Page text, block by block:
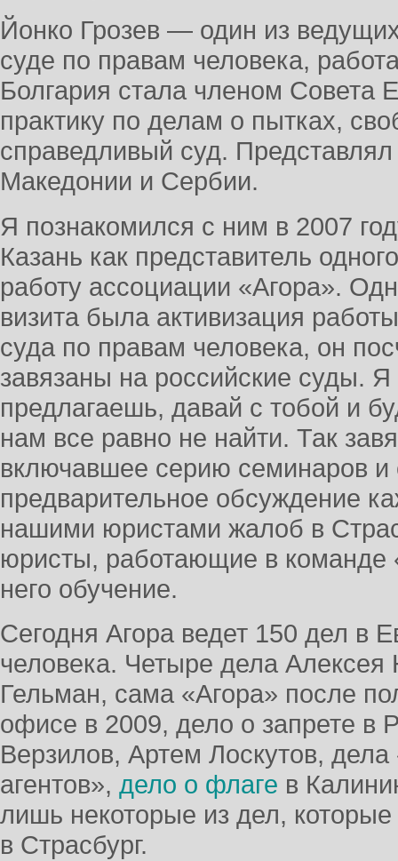
Йонко Грозев — один из
суде по правам человека,
Болгария стала членом Совета
практику по делам о пытках,
справедливый суд.
Македонии и Сербии.
Я познакомился с ним в 2007
Казань как представитель
работу ассоциации «Агора».
визита была активизация
суда по правам человека, он
завязаны на российские суды.
предлагаешь, давай с тобой и
нам все равно не найти. Так
включавшее серию семинаров и
предварительное обсуждение
нашими юристами жалоб в
юристы, работающие в команде
него обучение.
Сегодня Агора ведет 150 дел в
человека. Четыре дела Алексея
Гельман, сама «Агора» после
офисе в 2009, дело о запрете в
Верзилов, Артем Лоскутов,
агентов», дело о флаге в
лишь некоторые из дел,
в Страсбург.